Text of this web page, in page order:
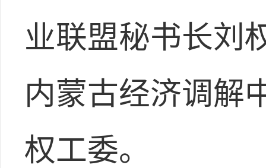
业联盟秘书长刘
内蒙古经济调解
权工委。